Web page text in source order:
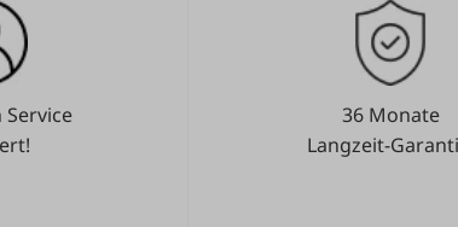
36 Monate
Langzeit-